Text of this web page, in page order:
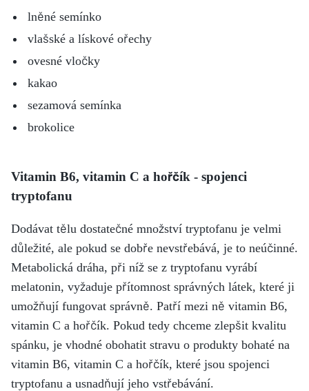
lněné semínko
vlašské a lískové ořechy
ovesné vločky
kakao
sezamová semínka
brokolice
Vitamin B6, vitamin C a hořčík - spojenci
tryptofanu
Dodávat tělu dostatečné množství tryptofanu je velmi
důležité, ale pokud se dobře nevstřebává, je to neúčinné.
Metabolická dráha, při níž se z tryptofanu vyrábí
melatonin, vyžaduje přítomnost správných látek, které ji
umožňují fungovat správně. Patří mezi ně vitamin B6,
vitamin C a hořčík. Pokud tedy chceme zlepšit kvalitu
spánku, je vhodné obohatit stravu o produkty bohaté na
vitamin B6, vitamin C a hořčík, které jsou spojenci
tryptofanu a usnadňují jeho vstřebávání.